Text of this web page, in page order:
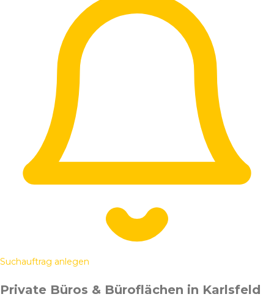
Suchauftrag anlegen
Private Büros & Büroflächen in Karlsfeld